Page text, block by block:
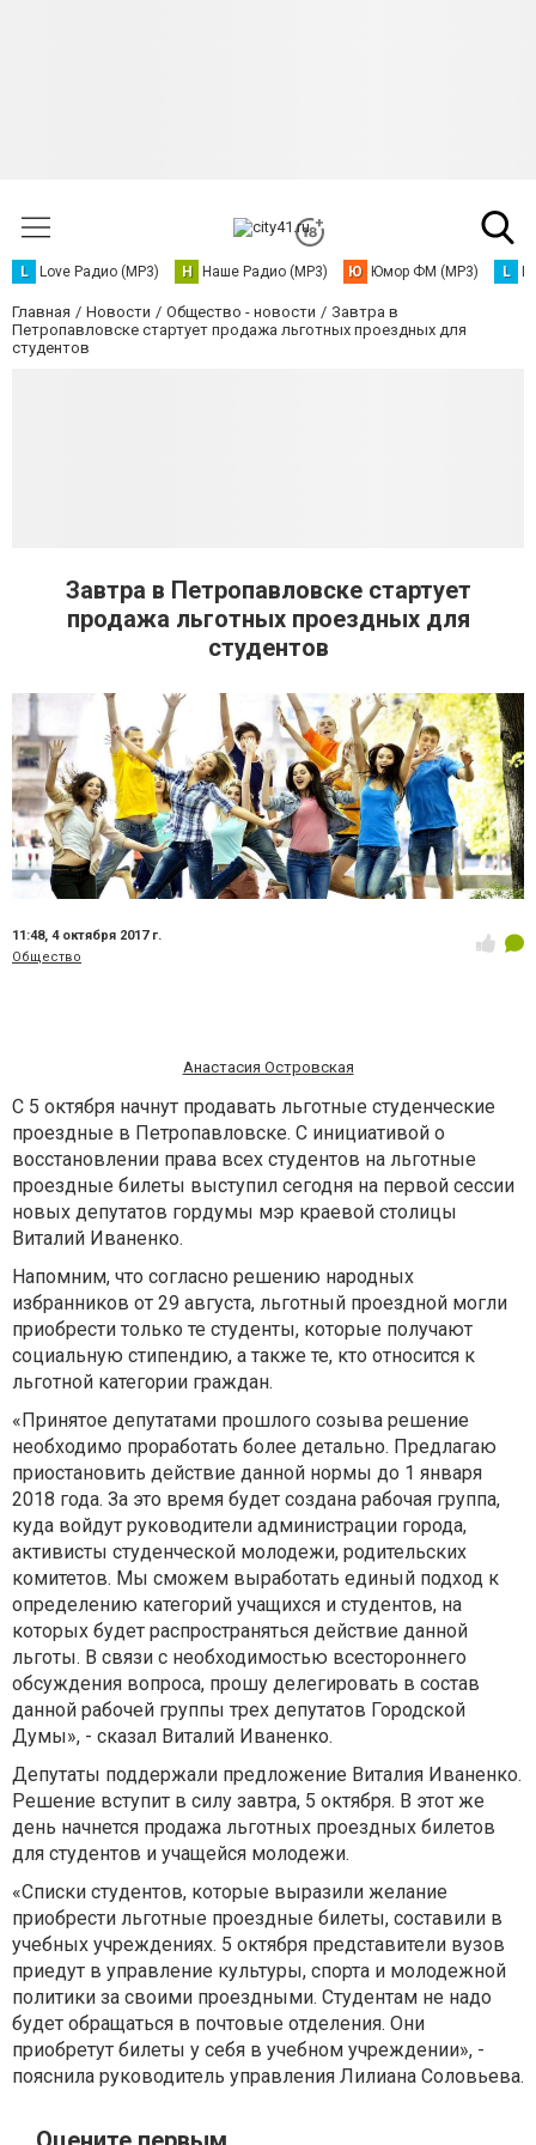
L Love Радио (MP3) Н Наше Радио (MP3) Ю Юмор ФМ (MP3) L
Главная Новости Общество - новости
Завтра в
Петропавловске стартует продажа льготных проездных для
студентов
Завтра в Петропавловске стартует
продажа льготных проездных для
студентов
11:48, 4 октября 2017 г.
Общество
Анастасия Островская
С 5 октября начнут продавать льготные студенческие
проездные в Петропавловске. С инициативой о
восстановлении права всех студентов на льготные
проездные билеты выступил сегодня на первой сессии
новых депутатов гордумы мэр краевой столицы
Виталий Иваненко.
Напомним, что согласно решению народных
избранников от 29 августа, льготный проездной могли
приобрести только те студенты, которые получают
социальную стипендию, а также те, кто относится к
льготной категории граждан.
«Принятое депутатами прошлого созыва решение
необходимо проработать более детально. Предлагаю
приостановить действие данной нормы до 1 января
2018 года. За это время будет создана рабочая группа,
куда войдут руководители администрации города,
активисты студенческой молодежи, родительских
комитетов. Мы сможем выработать единый подход к
определению категорий учащихся и студентов, на
которых будет распространяться действие данной
льготы. В связи с необходимостью всестороннего
обсуждения вопроса, прошу делегировать в состав
данной рабочей группы трех депутатов Городской
Думы», - сказал Виталий Иваненко.
Депутаты поддержали предложение Виталия Иваненко.
Решение вступит в силу завтра, 5 октября. В этот же
день начнется продажа льготных проездных билетов
для студентов и учащейся молодежи.
«Списки студентов, которые выразили желание
приобрести льготные проездные билеты, составили в
учебных учреждениях. 5 октября представители вузов
приедут в управление культуры, спорта и молодежной
политики за своими проездными. Студентам не надо
будет обращаться в почтовые отделения. Они
приобретут билеты у себя в учебном учреждении», -
пояснила руководитель управления Лилиана Соловьева.